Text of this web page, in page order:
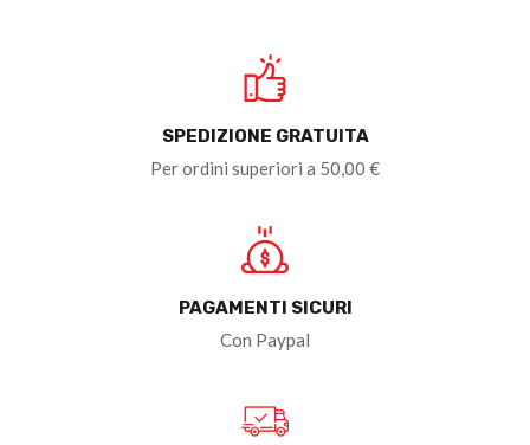
SPEDIZIONE GRATUITA
Per ordini superiori a 50,00 €
PAGAMENTI SICURI
Con Paypal